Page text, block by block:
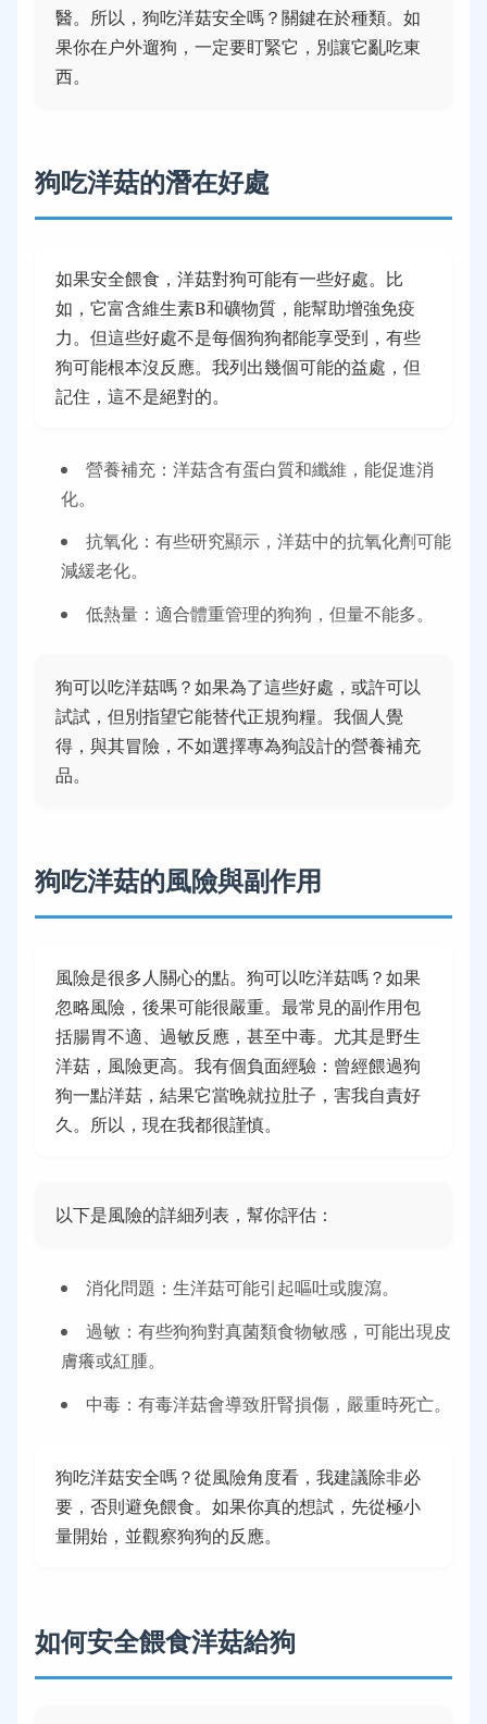
醫。所以，狗吃洋菇安全嗎？關鍵在於種類。如
果你在户外遛狗，一定要盯緊它，別讓它亂吃東
西。
狗吃洋菇的潛在好處
如果安全餵食，洋菇對狗可能有一些好處。比
如，它富含維生素B和礦物質，能幫助增強免疫
力。但這些好處不是每個狗狗都能享受到，有些
狗可能根本沒反應。我列出幾個可能的益處，但
記住，這不是絕對的。
營養補充：洋菇含有蛋白質和纖維，能促進消
化。
抗氧化：有些研究顯示，洋菇中的抗氧化劑可能
減緩老化。
低熱量：適合體重管理的狗狗，但量不能多。
狗可以吃洋菇嗎？如果為了這些好處，或許可以
試試，但別指望它能替代正規狗糧。我個人覺
得，與其冒險，不如選擇專為狗設計的營養補充
品。
狗吃洋菇的風險與副作用
風險是很多人關心的點。狗可以吃洋菇嗎？如果
忽略風險，後果可能很嚴重。最常見的副作用包
括腸胃不適、過敏反應，甚至中毒。尤其是野生
洋菇，風險更高。我有個負面經驗：曾經餵過狗
狗一點洋菇，結果它當晚就拉肚子，害我自責好
久。所以，現在我都很謹慎。
以下是風險的詳細列表，幫你評估：
消化問題：生洋菇可能引起嘔吐或腹瀉。
過敏：有些狗狗對真菌類食物敏感，可能出現皮
膚癢或紅腫。
中毒：有毒洋菇會導致肝腎損傷，嚴重時死亡。
狗吃洋菇安全嗎？從風險角度看，我建議除非必
要，否則避免餵食。如果你真的想試，先從極小
量開始，並觀察狗狗的反應。
如何安全餵食洋菇給狗